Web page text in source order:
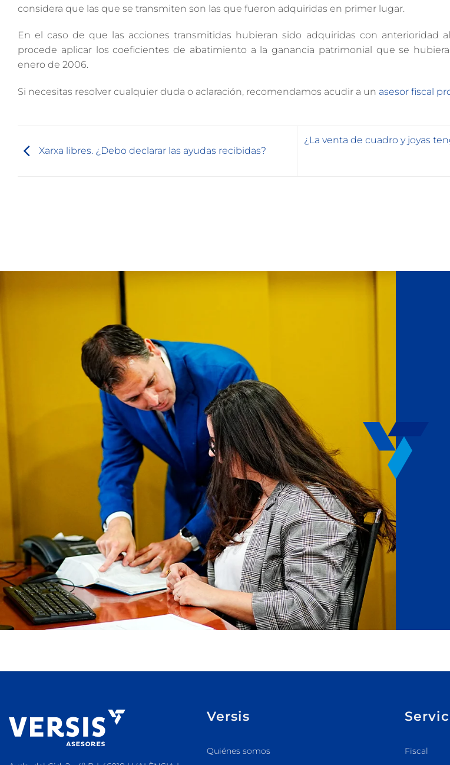
considera que las que se transmiten son las que fueron adquiridas en primer lugar.
En el caso de que las acciones transmitidas hubieran sido adquiridas con anterioridad
procede aplicar los coeficientes de abatimiento a la ganancia patrimonial que se
enero de 2006.
Si necesitas resolver cualquier duda o aclaración, recomendamos acudir a un asesor fiscal
Xarxa libres. ¿Debo declarar las ayudas recibidas?
¿La venta de cuadro y joyas
Versis
Quiénes somos Fiscal